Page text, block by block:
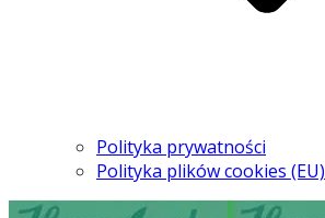
Polityka prywatności
Polityka plików cookies (EU)